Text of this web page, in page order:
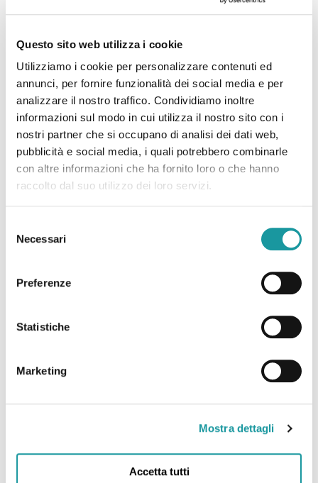
Questo sito web utilizza i cookie
Utilizziamo i cookie per personalizzare contenuti ed
annunci, per fornire funzionalità dei social media e per
analizzare il nostro traffico. Condividiamo inoltre
informazioni sul modo in cui utilizza il nostro sito con i
nostri partner che si occupano di analisi dei dati web,
pubblicità e social media, i quali potrebbero combinarle
con altre informazioni che ha fornito loro o che hanno
raccolto dal suo utilizzo dei loro servizi.
delNecessari
Preferenze
Statistiche
Marketing
Mostra dettagli
Accetta tutti
Eventi agosto